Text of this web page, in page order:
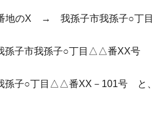
地のX → 我孫子市我孫子○丁目
孫子市我孫子○丁目△△番XX号
孫子○丁目△△番XX－101号 と、